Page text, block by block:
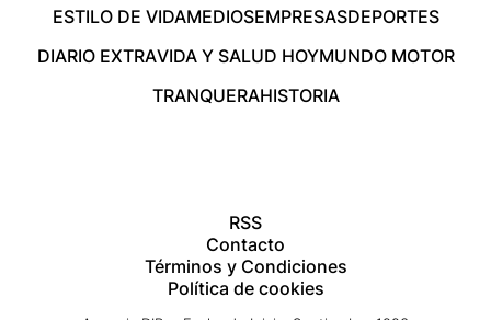
ESTILO DE VIDAMEDIOSEMPRESASDEPORTES
DIARIO EXTRAVIDA Y SALUD HOYMUNDO MOTOR
TRANQUERAHISTORIA
RSS
Contacto
Términos y Condiciones
Política de cookies